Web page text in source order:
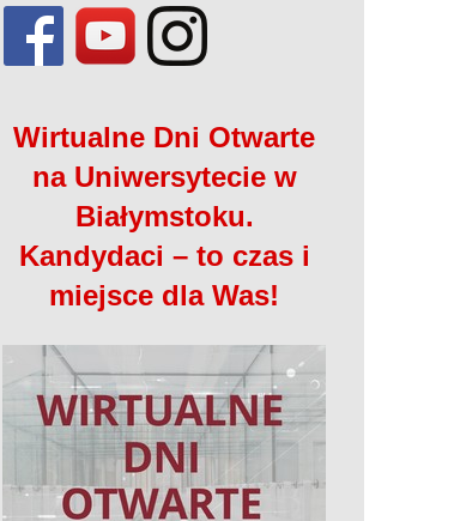
Wirtualne Dni Otwarte
na Uniwersytecie w
Białymstoku.
Kandydaci – to czas i
miejsce dla Was!